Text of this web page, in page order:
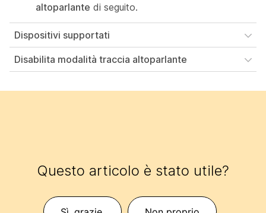
altoparlante di seguito.
Dispositivi supportati
Disabilita modalità traccia altoparlante
Questo articolo è stato utile?